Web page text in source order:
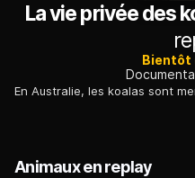
La vie privée des
Bientôt
Animaux en replay